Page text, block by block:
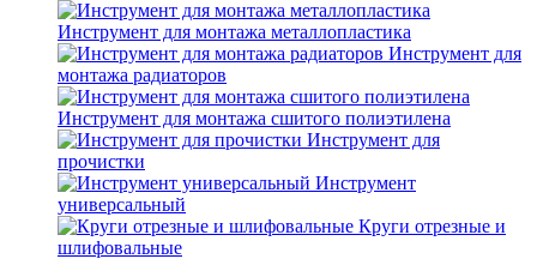
Инструмент для монтажа металлопластика
Инструмент для
монтажа радиаторов
Инструмент для монтажа сшитого полиэтилена
Инструмент для
прочистки
Инструмент
универсальный
Круги отрезные и
шлифовальные